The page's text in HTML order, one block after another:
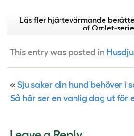
Läs fler hjärtevärmande
of Omlet-serie
This entry was posted in
« Sju saker din hund behöver i
Så här ser en vanlig dag ut för